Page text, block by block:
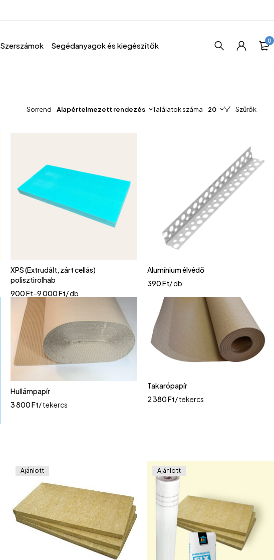
Szerszámok Segédanyagok és kiegészítők 0
Sorrend Alapértelmezett rendezés Találatok száma 20
XPS (Extrudált, zárt cellás)
polisztirolhab
900Ft–9 000Ft/ db
Alumínium élvédő
390Ft/ db
Hullámpapír
3 800Ft/ tekercs
Takarópapír
2 380Ft/ tekercs
Ajánlott Ajánlott